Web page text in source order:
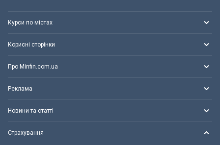
Курси по містах
Корисні сторінки
Про Minfin.com.ua
Реклама
Новини та статті
Страхування